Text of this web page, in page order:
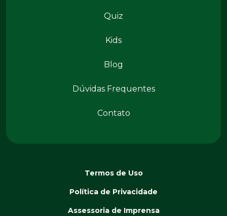
Quiz
Kids
Blog
Dúvidas Frequentes
Contato
Termos de Uso
Política de Privacidade
Assessoria de Imprensa